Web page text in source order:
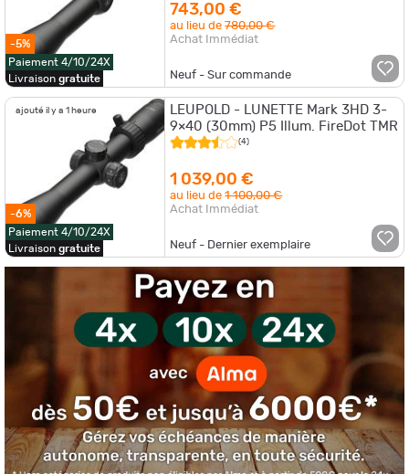
-5%
Paiement 4/10/24X
Livraison gratuite
743,00 €
au lieu de780,00 €
Achat Immédiat
Neuf - Sur commande
ajouté il y a 1 heure
-6%
Paiement 4/10/24X
Livraison gratuite
LEUPOLD - LUNETTE Mark 3HD 3-
9×40 (30mm) P5 Illum. FireDot TMR
(4)
1 039,00 €
au lieu de1 100,00 €
Achat Immédiat
Neuf - Dernier exemplaire